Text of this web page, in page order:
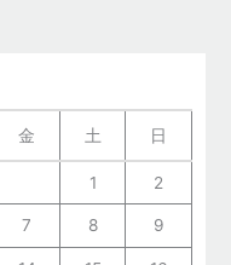
金 土 日
1 2
7 8 9